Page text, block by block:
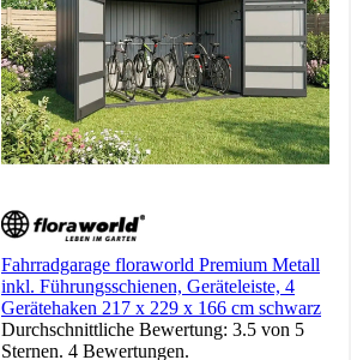
Fahrradgarage floraworld Premium Metall
inkl. Führungsschienen, Geräteleiste, 4
Gerätehaken 217 x 229 x 166 cm schwarz
Durchschnittliche Bewertung: 3.5 von 5
Sternen. 4 Bewertungen.